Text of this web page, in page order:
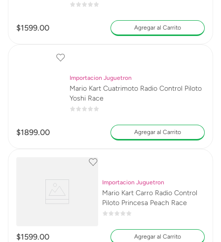
$1599.00 Agregar al Carrito
Importacion Juguetron
Mario Kart Cuatrimoto Radio Control Piloto
Yoshi Race
$1899.00 Agregar al Carrito
Importacion Juguetron
Mario Kart Carro Radio Control
Piloto Princesa Peach Race
$1599.00 Agregar al Carrito